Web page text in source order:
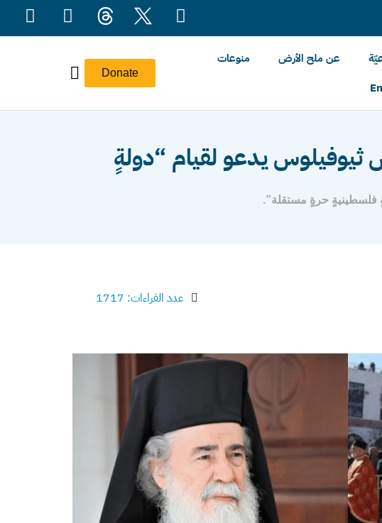
Donate
عن ملح الأرض
منوعات
ثيوفيلوس يدعو لقيام “دولةٍ
فلسطينيةٍ حرةٍ مستقلة”.
عدد القراءات: 1717